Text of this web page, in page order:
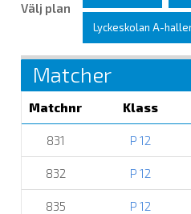
Välj plan
Lyckeskolan A-
Matcher
Matchnr Klass
831 P 12
832 P 12
835 P 12